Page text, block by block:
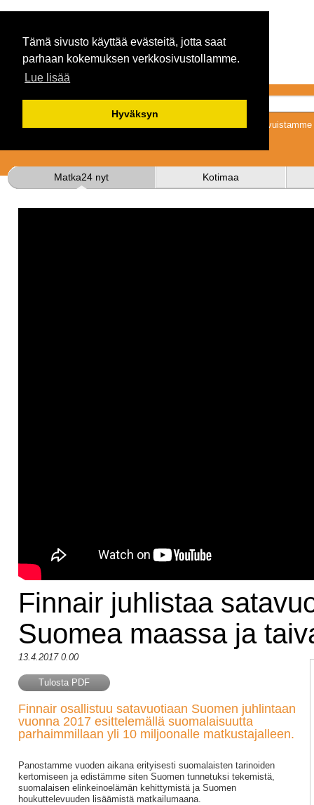
Tämä sivusto käyttää evästeitä, jotta saat
parhaan kokemuksen verkkosivustollamme.
Lue lisää
Hyväksyn
Tykkäämällä
Matka24 nyt Kotimaa
Finnair juhlistaa
Suomea maassa ja
13.4.2017 0.00
Tulosta PDF
Finnair osallistuu satavuotiaan Suomen juhlintaan
vuonna 2017 esittelemällä suomalaisuutta
parhaimmillaan yli 10 miljoonalle matkustajalleen.
Panostamme vuoden aikana erityisesti suomalaisten tarinoiden
kertomiseen ja edistämme siten Suomen tunnetuksi tekemistä,
suomalaisen elinkeinoelämän kehittymistä ja Suomen
houkuttelevuuden lisäämistä matkailumaana.